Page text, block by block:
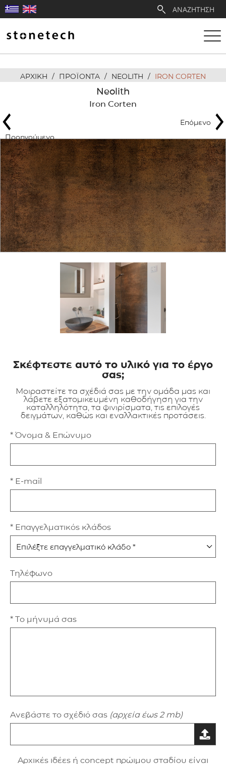
Η ΕΤΑΙΡΕΙΑ
ΛΑΤΟΜΕΙΑ
ΑΝΤΙΠΡΟΣΩΠΕΙΕΣ
ΠΡΟΪΟΝΤΑ
ΕΡΓΑ
ΕΦΑΡΜΟΓΕΣ
ΕΠΙΚΟΙΝΩΝΙΑ
ΑΡΧΙΚΗ / ΠΡΟΪΟΝΤΑ / NEOLITH / IRON CORTEN
Neolith
Iron Corten
Προηγούμενο
Επόμενο
Σκέφτεστε αυτό το υλικό για το έργο
σας;
Μοιραστείτε τα σχέδιά σας με την ομάδα μας και
λάβετε εξατομικευμένη καθοδήγηση για την
καταλληλότητα, τα φινιρίσματα, τις επιλογές
δειγμάτων, καθώς και εναλλακτικές προτάσεις.
* Όνομα & Επώνυμο
* E-mail
* Επαγγελματικός κλάδος
Τηλέφωνο
* Το μήνυμά σας
Ανεβάστε το σχέδιό σας (αρχεία έως 2 mb)
Aρxικές ιδέες ή concept πρώιμου σταδίου είναι